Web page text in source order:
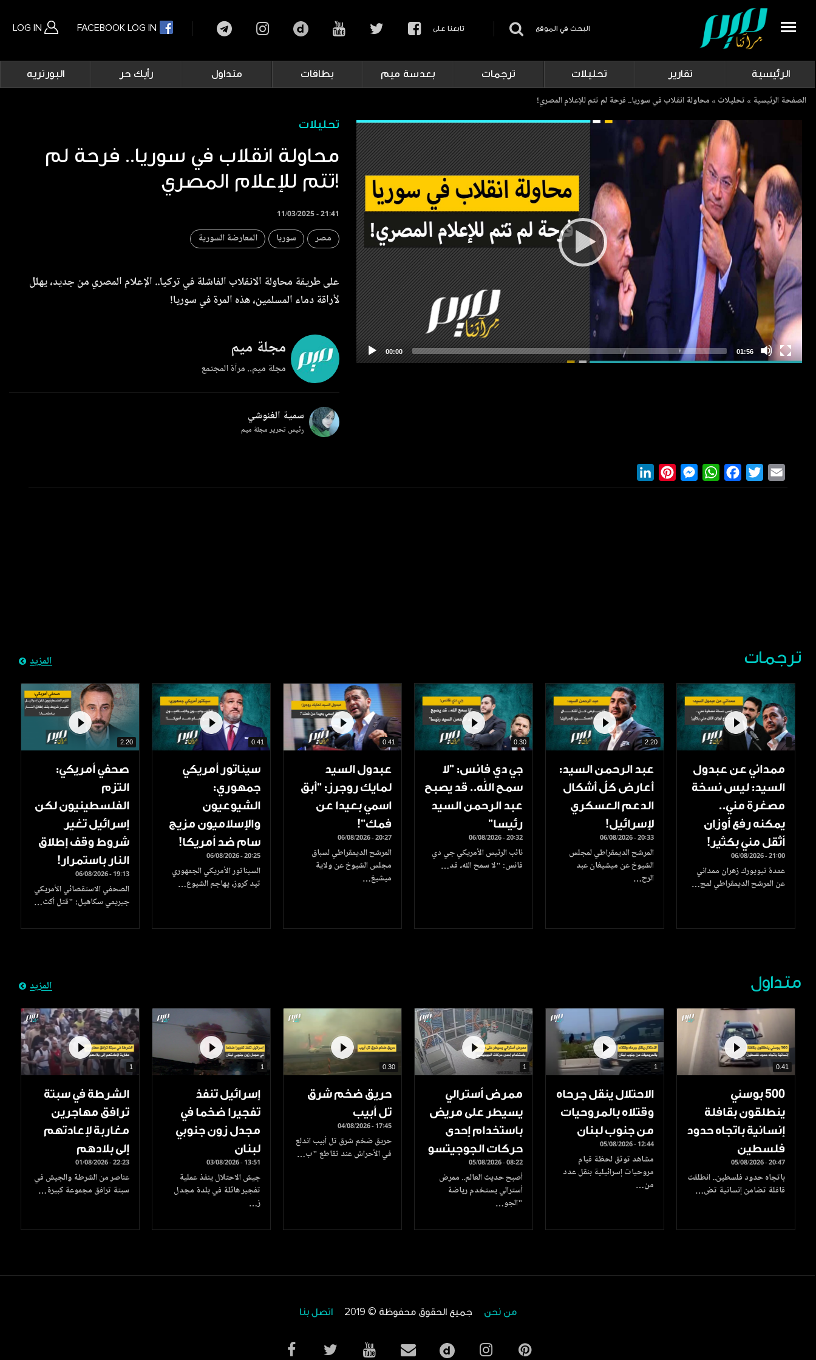
LOG IN FACEBOOK LOG IN البحث في الموقع تابعنا على
Main
navigation
الرئيسية تقارير تحليلات ترجمات بعدسة ميم بطاقات متداول رأيك حر البورتريه
Breadcrumb
الصفحة الرئيسية تحليلات محاولة انقلاب في سوريا.. فرحة لم تتم للإعلام المصري!
تحليلات
محاولة انقلاب في سوريا.. فرحة لم
تتم للإعلام المصري!
11/03/2025 - 21:41
مصر سوريا المعارضة السورية
على طريقة محاولة الانقلاب الفاشلة في تركيا.. الإعلام المصري من جديد، يهلل
لأراقة دماء المسلمين، هذه المرة في سوريا!
مجلة ميم
مجلة ميم.. مرآة المجتمع
سمية الغنوشي
رئيس تحرير مجلة ميم
LinkedInPinterestMessengerWhatsAppFacebook
Twitter
ترجمات المزيد
ممداني عن عبدول
السيد: ليس نسخة
مصغرة مني..
يمكنه رفع أوزان
أثقل مني بكثير!
06/08/2026 - 21:00
عمدة نيويورك زهران ممداني
عن المرشح الديمقراطي لمج…
2.20
عبد الرحمن السيد:
أعارض كلّ أشكال
الدعم العسكري
لإسرائيل!
06/08/2026 - 20:33
المرشح الديمقراطي لمجلس
الشيوخ عن ميشيغان عبد
الرح…
0.30
جي دي فانس: ”لا
سمح الله.. قد يصبح
عبد الرحمن السيد
رئيسا”
06/08/2026 - 20:32
نائب الرئيس الأمريكي جي دي
فانس: "لا سمح الله، قد…
0.41
عبدول السيد
لمايك روجرز: "أبق
اسمي بعيدا عن
فمك"!
06/08/2026 - 20:27
المرشح الديمقراطي لسباق
مجلس الشيوخ عن ولاية
ميشيغ…
0.41
سيناتور أمريكي
جمهوري:
الشيوعيون
والإسلاميون مزيج
سام ضد أمريكا!
06/08/2026 - 20:25
السيناتور الأمريكي الجمهوري
تيد كروز، يهاجم الشيوع…
2.20
صحفي أمريكي:
التزم
الفلسطينيون لكن
إسرائيل تغير
شروط وقف إطلاق
النار باستمرار!
06/08/2026 - 19:13
الصحفي الاستقصائي الأمريكي
جيريمي سكاهيل: "قتل أكث…
متداول المزيد
0.41
500 بوسني
ينطلقون بقافلة
إنسانية باتجاه حدود
فلسطين
05/08/2026 - 20:47
باتجاه حدود فلسطين.. انطلقت
قافلة تضامن إنسانية تض…
1
الاحتلال ينقل جرحاه
وقتلاه بالمروحيات
من جنوب لبنان
05/08/2026 - 12:44
مشاهد توثق لحظة قيام
مروحيات إسرائيلية بنقل عدد
من…
1
ممرض أسترالي
يسيطر على مريض
باستخدام إحدى
حركات الجوجيتسو
05/08/2026 - 08:22
أصبح حديث العالم.. ممرض
أسترالي يستخدم رياضة
"الجو…
0.30
حريق ضخم شرق
تل أبيب
04/08/2026 - 17:45
حريق ضخم شرق تل أبيب اندلع
في الأحراش عند تقاطع "ب…
1
إسرائيل تنفذ
تفجيرا ضخما في
مجدل زون جنوبي
لبنان
03/08/2026 - 13:51
جيش الاحتلال ينفذ عملية
تفجير هائلة في بلدة مجدل
ز…
1
الشرطة في سبتة
ترافق مهاجرين
مغاربة لإعادتهم
إلى بلادهم
01/08/2026 - 22:23
عناصر من الشرطة والجيش في
سبتة ترافق مجموعة كبيرة…
من نحن جميع الحقوق محفوظة © 2019 اتصل بنا